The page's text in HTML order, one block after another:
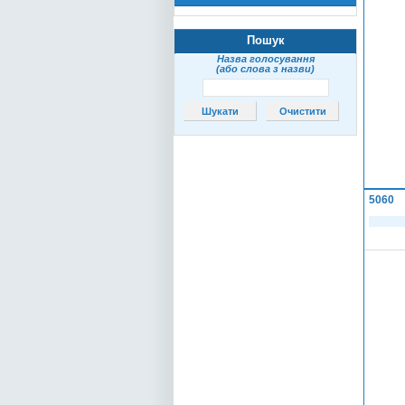
Пошук
Назва голосування
(або слова з назви)
5060